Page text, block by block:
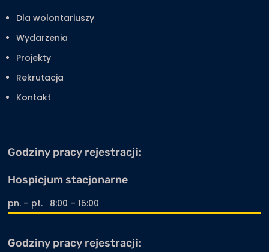
Dla wolontariuszy
Wydarzenia
Projekty
Rekrutacja
Kontakt
Godziny pracy rejestracji:
Hospicjum stacjonarne
pn. – pt. 8:00 – 15:00
Godziny pracy rejestracji: